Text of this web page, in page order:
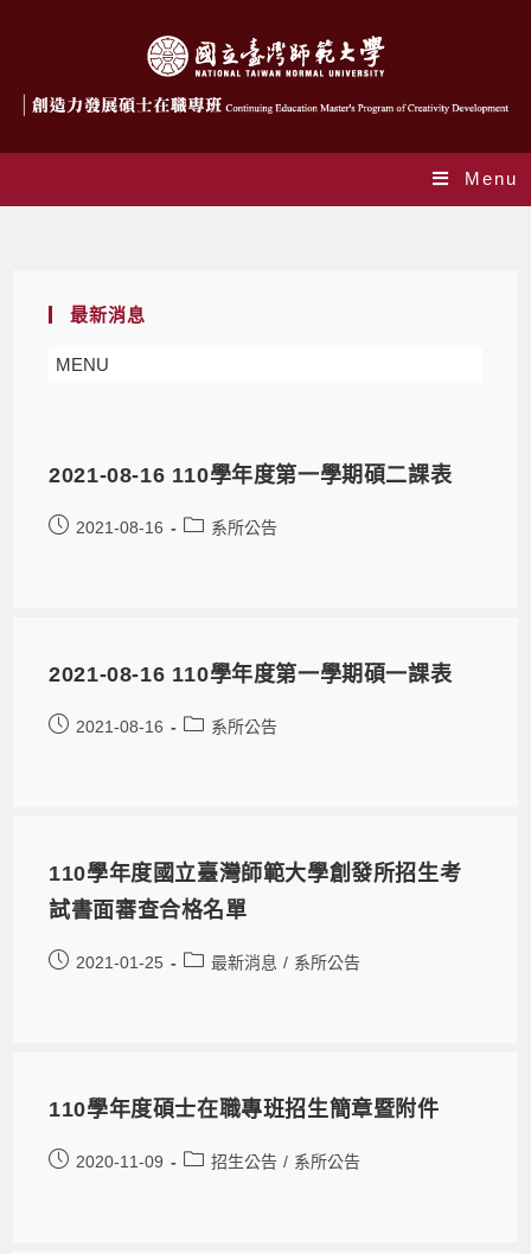
Menu
最新消息
MENU
2021-08-16 110學年度第一學期碩二課表
2021-08-16 系所公告
2021-08-16 110學年度第一學期碩一課表
2021-08-16 系所公告
110學年度國立臺灣師範大學創發所招生考
試書面審查合格名單
2021-01-25 最新消息 / 系所公告
110學年度碩士在職專班招生簡章暨附件
2020-11-09 招生公告 / 系所公告